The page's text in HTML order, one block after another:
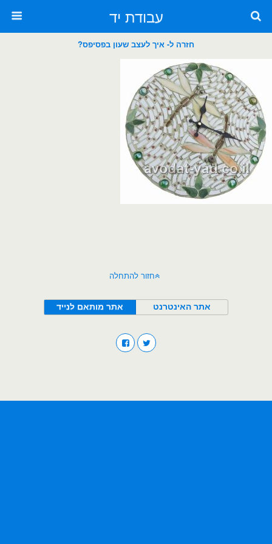
עבודת יד
חזרה ל- איך לעצב שעון בפסיפס?
חזור להתחלה
אתר מותאם לנייד אתר האינטרנט